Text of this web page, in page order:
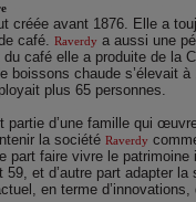
créée avant 1876. Elle a
café. Raverdy a aussi une
café elle a produite de la
boissons chaude s’élevait
plus 65 personnes.
partie d’une famille qui
la société Raverdy
part faire vivre le
59, et d’autre part adapter
en terme